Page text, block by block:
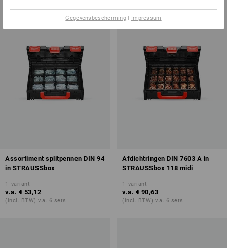
Assortiment splitpennen DIN 94
in STRAUSSbox
1 variant
v.a. € 53,12
(incl. BTW) v.a. 6 sets
Afdichtringen DIN 7603 A in
STRAUSSbox 118 midi
1 variant
v.a. € 90,63
(incl. BTW) v.a. 6 sets
Gegevensbescherming | Impressum